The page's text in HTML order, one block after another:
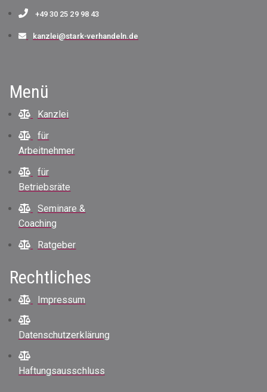
+49 30 25 29 98 43
kanzlei@stark-verhandeln.de
Menü
Kanzlei
für
Arbeitnehmer
für
Betriebsräte
Seminare &
Coaching
Ratgeber
Rechtliches
Impressum
Datenschutzerklärung
Haftungsausschluss